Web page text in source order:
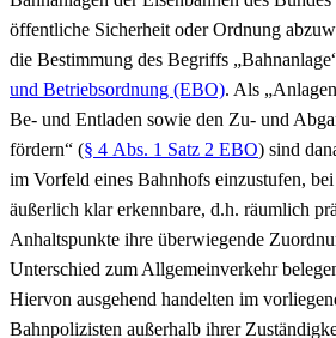
öffentliche Sicherheit oder Ordnung
die Bestimmung des Begriffs
und Betriebsordnung (EBO). Als
Be- und Entladen sowie den Zu- und
fördern“ (§ 4 Abs. 1 Satz 2 EBO) sind
im Vorfeld eines Bahnhofs einzustufen,
äußerlich klar erkennbare, d.h. räumlich
Anhaltspunkte ihre überwiegende
Unterschied zum Allgemeinverkehr
Hiervon ausgehend handelten im
Bahnpolizisten außerhalb ihrer